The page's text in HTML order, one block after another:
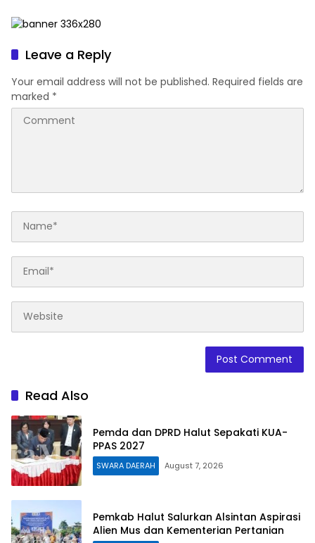
Leave a Reply
Your email address will not be published. Required fields are
marked *
Read Also
Pemda dan DPRD Halut Sepakati KUA-
PPAS 2027
SWARA DAERAH August 7, 2026
Pemkab Halut Salurkan Alsintan Aspirasi
Alien Mus dan Kementerian Pertanian